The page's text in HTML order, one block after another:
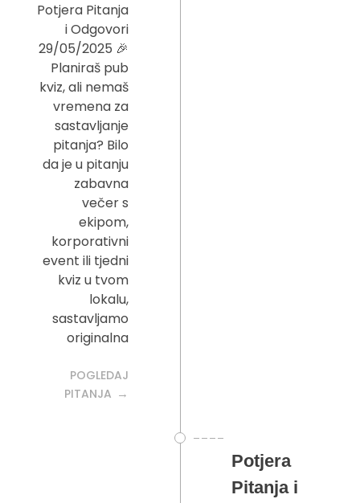
Potjera Pitanja
i Odgovori
29/05/2025 🎉
Planiraš pub
kviz, ali nemaš
vremena za
sastavljanje
pitanja? Bilo
da je u pitanju
zabavna
večer s
ekipom,
korporativni
event ili tjedni
kviz u tvom
lokalu,
sastavljamo
originalna
POGLEDAJ
PITANJA
Potjera
Pitanja i